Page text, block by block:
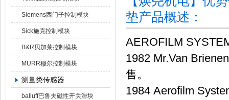
Siemens西门子控制模块
Sick施克控制模块
B&R贝加莱控制模块
MURR穆尔控制模块
测量类传感器
balluff巴鲁夫磁性开关滑块
垫产品概述：
AEROFILM
1982 Mr.Van
售。
1984 Aerofilm